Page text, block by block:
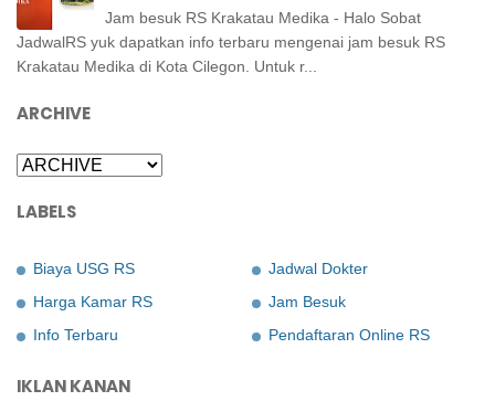
Jam besuk RS Krakatau Medika - Halo Sobat
JadwalRS yuk dapatkan info terbaru mengenai jam besuk RS
Krakatau Medika di Kota Cilegon. Untuk r...
ARCHIVE
LABELS
Biaya USG RS
Harga Kamar RS
Info Terbaru
Jadwal Dokter
Jam Besuk
Pendaftaran Online RS
IKLAN KANAN